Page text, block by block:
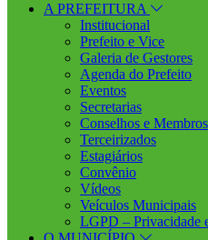
A PREFEITURA
Institucional
Prefeito e Vice
Galeria de Gestores
Agenda do Prefeito
Eventos
Secretarias
Conselhos e Membros
Terceirizados
Estagiários
Convênio
Vídeos
Veículos Municipais
LGPD – Privacidade